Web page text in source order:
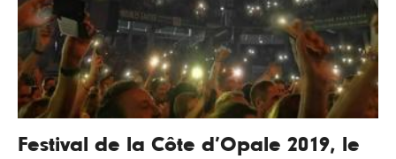
Festival de la Côte d’Opale 2019, le